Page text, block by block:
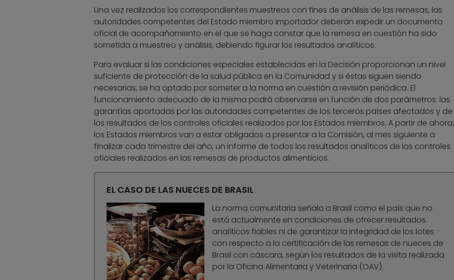
Una vez realizados los correspondientes muestreos con fines de análisis de las remesas, las
autoridades competentes del Estado miembro importador deberán expedir un documento
oficial de acompañamiento en el que se haga constar que la remesa en cuestión ha sido
sometida a muestreo y análisis, debiendo figurar los resultados analíticos.
Para evaluar si las condiciones especiales establecidas en la Decisión proporcionan un nivel
suficiente de protección de la salud pública en la Comunidad y si éstas siguen siendo
necesarias, se ha optado por someter a la norma en cuestión a revisión periódica. El
funcionamiento adecuado de la misma podrá observarse en función de dos parámetros: las
garantías aportadas por las autoridades competentes de los terceros países afectados y de
los resultados de los controles oficiales realizados por los Estados miembros. A partir de ahora,
los Estados miembros van a estar obligados a presentar a la Comisión, al mes siguiente a
finalizar cada trimestre del año, un informe de todos los resultados analíticos de los controles
oficiales realizados en las remesas de productos alimenticios.
EL CASO DE LAS NUECES DE BRASIL
La norma comunitaria señala a Brasil como el país que no
está actualmente en condiciones de ofrecer resultados
analíticos fiables ni de garantizar la integridad de los lotes
con respecto a la certificación de las remesas de nueces de
Brasil con cáscara, según los resultados de la visita realizada
por la Oficina Alimentaria y Veterinaria (OAV).